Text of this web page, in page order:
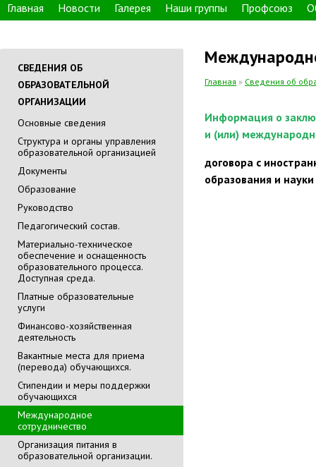
Главная Новости Галерея Наши группы Профсоюз
СВЕДЕНИЯ ОБ
ОБРАЗОВАТЕЛЬНОЙ
ОРГАНИЗАЦИИ
Основные сведения
Cтруктура и органы управления
образовательной организацией
Документы
Образование
Руководство
Педагогический состав.
Материально-техническое
обеспечение и оснащенность
образовательного процесса.
Доступная среда.
Платные образовательные
услуги
Финансово-хозяйственная
деятельность
Вакантные места для приема
(перевода) обучающихся.
Стипендии и меры поддержки
обучающихся
Международное
сотрудничество
Организация питания в
образовательной организации.
Главная » Сведения об
Информация о
и (или)
договора с
образования и